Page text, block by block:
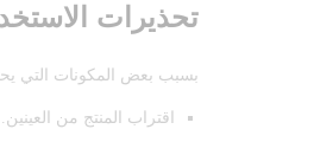
تحذيرات
بسبب بعض المكونات التي
اقتراب المنتج من العينين.